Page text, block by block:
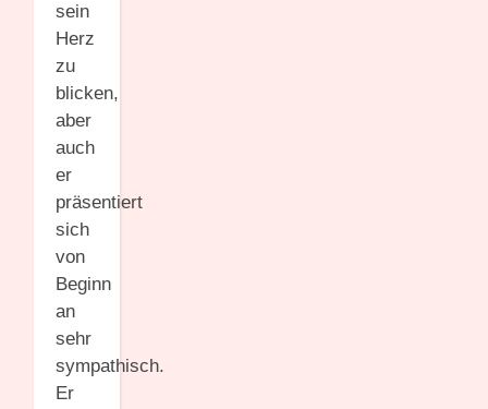
sein
Herz
zu
blicken,
aber
auch
er
präsentiert
sich
von
Beginn
an
sehr
sympathisch.
Er